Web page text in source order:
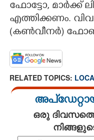
ഫോട്ടോ, മാർക്ക്
എത്തിക്കണം.
(കൺവീനർ) ഫോൺ:
RELATED TOPICS:
ഒരു